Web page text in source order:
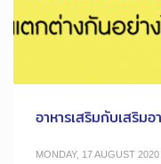
อาหารเสริมกับเสริม
MONDAY, 17 AUGUST 2020